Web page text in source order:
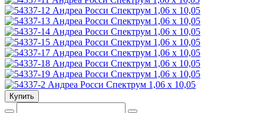
Купить